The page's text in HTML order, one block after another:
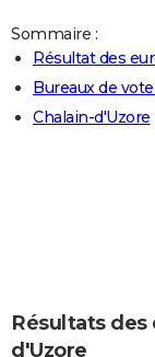
Guides de France
Escapades
Patrimoine
Expositions
Musées
Week-end nature
LIFESTYLE
Art de vivre
Bien-être
Loisirs
Mode
Modes de vie
CARTE DE VOEUX
Sommaire :
Résultat des
Bureaux de
Chalain-d'Uzore
Résultats des
d'Uzore